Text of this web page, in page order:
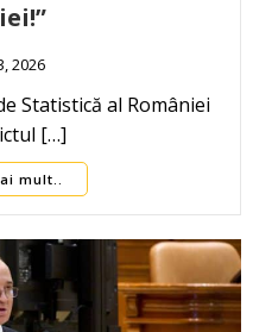
2026
Statistică al României
[…]
mult..